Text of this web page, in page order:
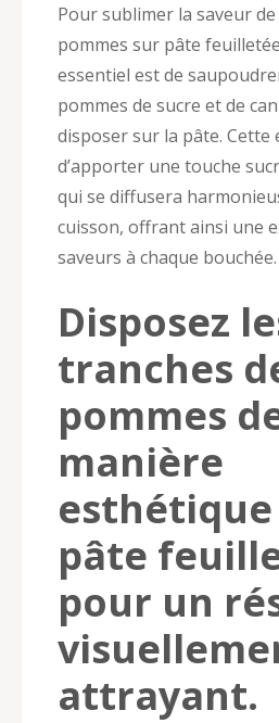
Pour sublimer la saveur
pommes sur pâte
essentiel est de
pommes de sucre et de
disposer sur la pâte. Cette
d’apporter une touche
qui se diffusera
cuisson, offrant ainsi une
saveurs à chaque bouchée.
Disposez
tranches
pommes
manière
pâte
pour un
attrayant.